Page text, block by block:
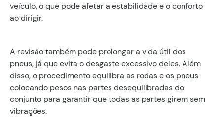
veículo, o que pode afetar a estabilidade e o conforto
ao dirigir.
A revisão também pode prolongar a vida útil dos
pneus, já que evita o desgaste excessivo deles. Além
disso, o procedimento equilibra as rodas e os pneus
colocando pesos nas partes desequilibradas do
conjunto para garantir que todas as partes girem sem
vibrações.